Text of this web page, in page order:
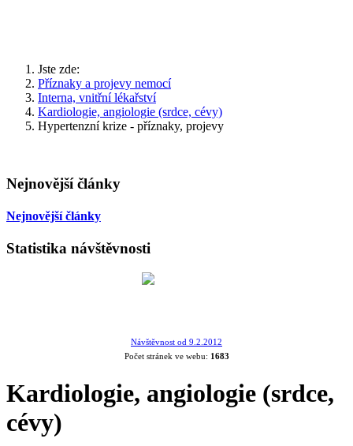
Jste zde:
Příznaky a projevy nemocí
Interna, vnitřní lékařství
Kardiologie, angiologie (srdce, cévy)
Hypertenzní krize - příznaky, projevy
Nejnovější články
Nejnovější články
Statistika návštěvnosti
Návštěvnost od 9.2.2012
Počet stránek ve webu: 1683
Kardiologie, angiologie (srdce,
cévy)